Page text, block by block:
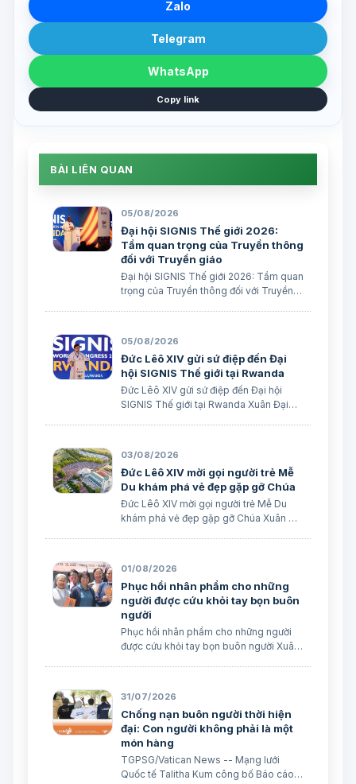
Zalo
Telegram
WhatsApp
Copy link
BÀI LIÊN QUAN
05/08/2026
Đại hội SIGNIS Thế giới 2026:
Tầm quan trọng của Truyền thông
đối với Truyền giáo
Đại hội SIGNIS Thế giới 2026: Tầm quan
trọng của Truyền thông đối với Truyền
05/08/2026
Đức Lêô XIV gửi sứ điệp đến Đại
hội SIGNIS Thế giới tại Rwanda
Đức Lêô XIV gửi sứ điệp đến Đại hội
SIGNIS Thế giới tại Rwanda Xuân Đại
Cha Lêô XIV kêu gọi những người làm
truyền thông C…
03/08/2026
Đức Lêô XIV mời gọi người trẻ Mễ
Du khám phá vẻ đẹp gặp gỡ Chúa
Đức Lêô XIV mời gọi người trẻ Mễ Du
khám phá vẻ đẹp gặp gỡ Chúa Xuân Đại
do Đức Hồng y Quốc vụ khanh Tòa
Thánh …
01/08/2026
Phục hồi nhân phẩm cho những
người được cứu khỏi tay bọn buôn
người
Phục hồi nhân phẩm cho những người
được cứu khỏi tay bọn buôn người Xuân
31/07/2026
Chống nạn buôn người thời hiện
đại: Con người không phải là một
món hàng
TGPSG/Vatican News -- Mạng lưới
Quốc tế Talitha Kum công bố Báo cáo